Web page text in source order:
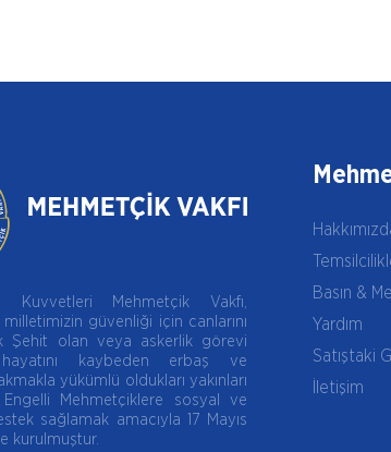
Kuvvetleri Mehmetçik Vakfı,
güvenliği için canlarını
Şehit olan veya askerlik görevi
hayatını kaybeden erbaş ve
yükümlü oldukları yakınları
Mehmetçiklere sosyal ve
sağlamak amacıyla 17 Mayıs
kurulmuştur.
Basın &
Yardım
Satıştaki
İletişim